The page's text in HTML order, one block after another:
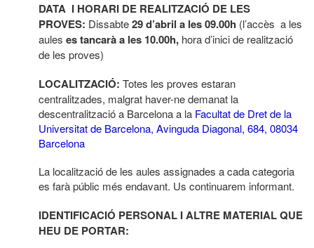
DATA I HORARI DE REALITZACIÓ DE LES
PROVES: Dissabte29 d’abril a les 09.00h (l’accès a les
aules es tancarà a les 10.00h, hora d’inici de realització
de les proves)
LOCALITZACIÓ: Totes les proves estaran
centralitzades, malgrat haver-ne demanat la
descentralització a Barcelona a la Facultat de Dret de la
Universitat de Barcelona, Avinguda Diagonal, 684, 08034
Barcelona
La localització de les aules assignades a cada categoria
es farà públic més endavant. Us continuarem informant.
IDENTIFICACIÓ PERSONAL I ALTRE MATERIAL QUE
HEU DE PORTAR: